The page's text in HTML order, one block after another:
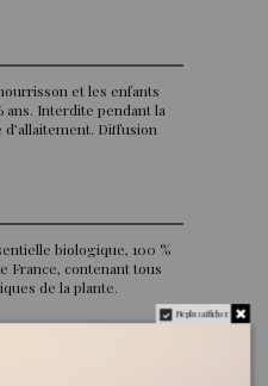
et les enfants
ans. Interdite pendant la
Diffusion
biologique, 100 %
France, contenant tous
de la plante.
Ne plus afficher